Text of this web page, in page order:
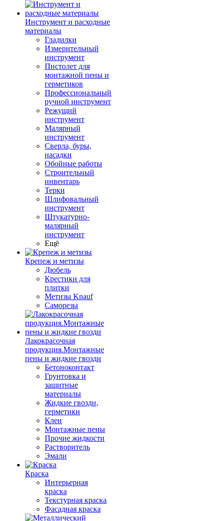
Инструмент и расходные
материалы
Гладилки
Измерительный
инструмент
Пистолет для
монтажной пены и
герметиков
Профессиональный
ручной инструмент
Режущий
инструмент
Малярный
инструмент
Сверла, буры,
насадки
Обойные работы
Строительный
инвентарь
Терки
Шлифовальный
инструмент
Штукатурно-
малярный
инструмент
Ещё
Крепеж и метизы
Дюбель
Крестики для
плитки
Метизы Knauf
Саморезы
Лакокрасочная
продукция.Монтажные
пены и жидкие гвозди
Бетоноконтакт
Грунтовка и
защитные
материалы
Жидкие гвозди,
герметики
Клеи
Монтажные пены
Прочие жидкости
Растворитель
Эмали
Краска
Интерьерная
краска
Текстурная краска
Фасадная краска